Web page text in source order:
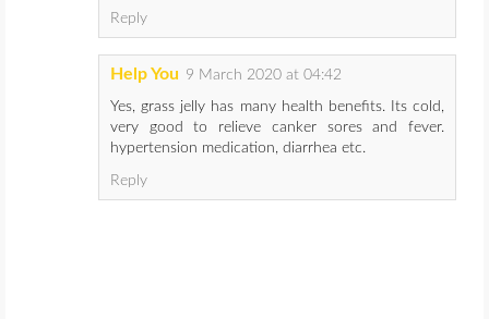
Reply
Help You 9 March 2020 at 04:42
Yes, grass jelly has many health benefits. Its cold,
very good to relieve canker sores and fever.
hypertension medication, diarrhea etc.
Reply